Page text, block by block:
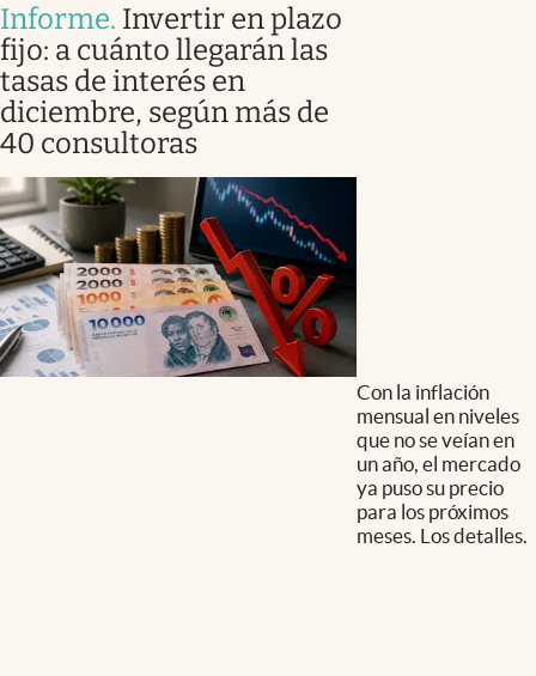
Informe. Invertir en plazo
fijo: a cuánto llegarán las
tasas de interés en
diciembre, según más de
40 consultoras
Con la inflación
mensual en niveles
que no se veían en
un año, el mercado
ya puso su precio
para los próximos
meses. Los detalles.